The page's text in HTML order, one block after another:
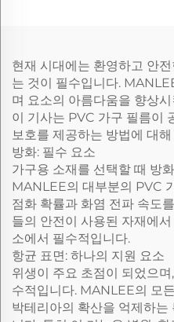
현재 시대에는 환영하고 안
는 것이 필수입니다.
며 요소의 아름다움을 향상
이 기사는 PVC 가구 필름이
보호를 제공하는 방법에 대
방화: 필수 요소
가구용 소재를 선택할 때 방
MANLEE의 대부분의 PVC
점화 확률과 화염 전파 속도
들의 안전이 사용된 자재에
소에서 필수적입니다.
항균 표면: 하나의 지원 요소
위생이 주요 초점이 되었으
수적입니다. MANLEE의 모
박테리아의 확산을 억제하